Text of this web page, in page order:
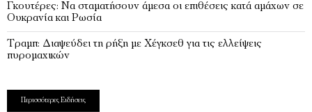
Γκουτέρες: Να σταματήσουν άμεσα οι επιθέσεις κατά αμάχων σε
Ουκρανία και Ρωσία
Τραμπ: Διαψεύδει τη ρήξη με Χέγκσεθ για τις ελλείψεις
πυρομαχικών
Περισσότερες Ειδήσεις